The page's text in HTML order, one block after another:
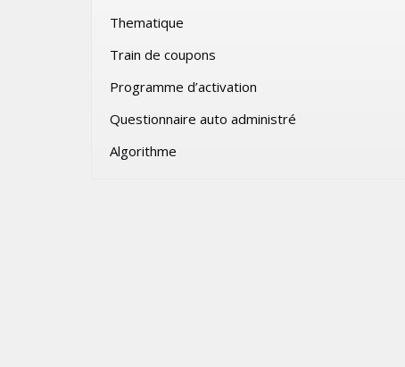
Thematique
Train de coupons
Programme d’activation
Questionnaire auto administré
Algorithme